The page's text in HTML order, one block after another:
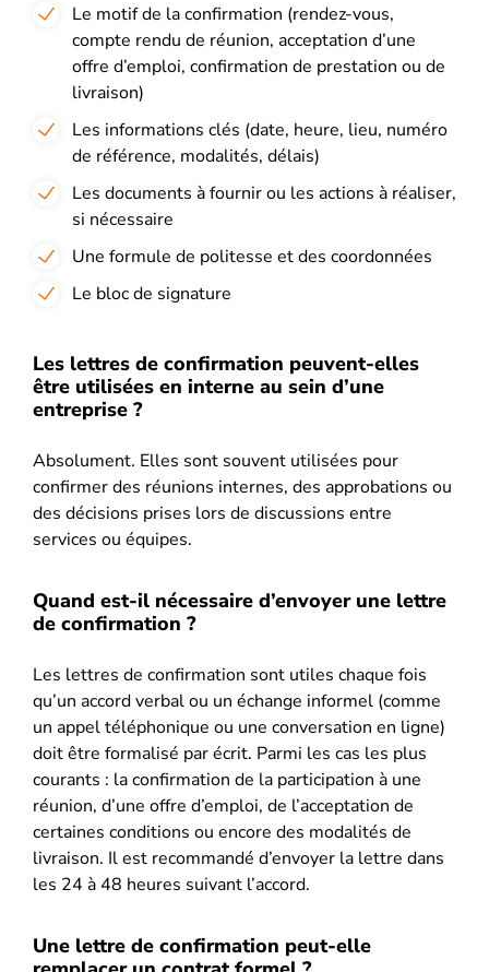
Le motif de la confirmation (rendez-vous,
compte rendu de réunion, acceptation d’une
offre d’emploi, confirmation de prestation ou de
livraison)
Les informations clés (date, heure, lieu, numéro
de référence, modalités, délais)
Les documents à fournir ou les actions à réaliser,
si nécessaire
Une formule de politesse et des coordonnées
Le bloc de signature
Les lettres de confirmation peuvent-elles
être utilisées en interne au sein d’une
entreprise ?
Absolument. Elles sont souvent utilisées pour
confirmer des réunions internes, des approbations ou
des décisions prises lors de discussions entre
services ou équipes.
Quand est-il nécessaire d’envoyer une lettre
de confirmation ?
Les lettres de confirmation sont utiles chaque fois
qu’un accord verbal ou un échange informel (comme
un appel téléphonique ou une conversation en ligne)
doit être formalisé par écrit. Parmi les cas les plus
courants : la confirmation de la participation à une
réunion, d’une offre d’emploi, de l’acceptation de
certaines conditions ou encore des modalités de
livraison. Il est recommandé d’envoyer la lettre dans
les 24 à 48 heures suivant l’accord.
Une lettre de confirmation peut-elle